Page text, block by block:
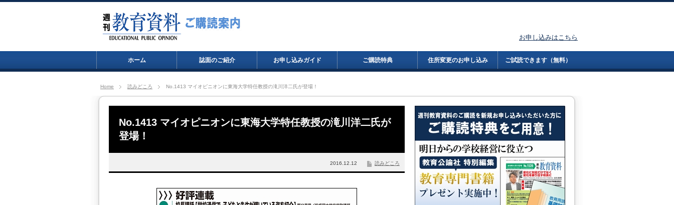
ホーム 誌面のご紹介 お申し込みガイド ご購読特典 住所変更のお申し込み ご試読できます（無料）
お申し込みはこちら
Home 読みどころ No.1413 マイオピニオンに東海大学特任教授の滝川洋二氏が登場！
No.1413 マイオピニオンに東海大学特任教授の滝川洋二氏が
登場！
読みどころ
2016.12.12